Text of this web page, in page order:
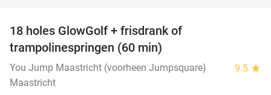
18 holes GlowGolf + frisdrank of
trampolinespringen (60 min)
You Jump Maastricht (voorheen Jumpsquare) 9.5 star
Maastricht